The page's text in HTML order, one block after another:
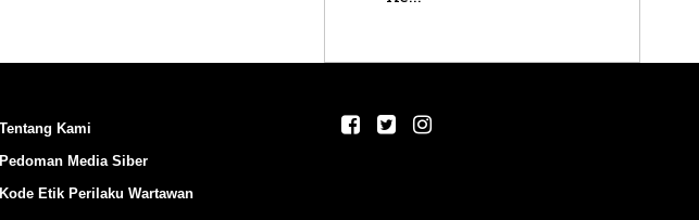
Tentang Kami
Pedoman Media Siber
Kode Etik Perilaku Wartawan